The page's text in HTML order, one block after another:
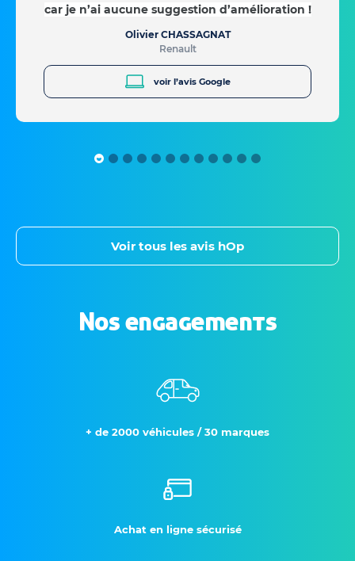
car je n’ai aucune suggestion d’amélioration !
Olivier CHASSAGNAT
Renault
voir l’avis Google
Voir tous les avis hOp
Nos engagements
+ de 2000 véhicules / 30 marques
Achat en ligne sécurisé